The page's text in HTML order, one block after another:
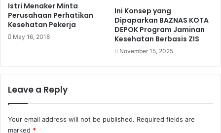
Istri Menaker Minta
Perusahaan Perhatikan
Kesehatan Pekerja
May 16, 2018
Ini Konsep yang
Dipaparkan BAZNAS KOTA
DEPOK Program Jaminan
Kesehatan Berbasis ZIS
November 15, 2025
Leave a Reply
Your email address will not be published. Required fields are
marked *